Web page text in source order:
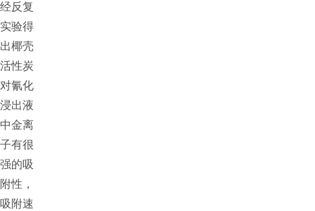
经反复
实验得
出椰壳
活性炭
对氰化
浸出液
中金离
子有很
强的吸
附性，
吸附速